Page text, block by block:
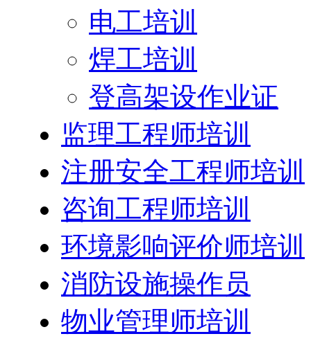
电工培训
焊工培训
登高架设作业证
监理工程师培训
注册安全工程师培训
咨询工程师培训
环境影响评价师培训
消防设施操作员
物业管理师培训